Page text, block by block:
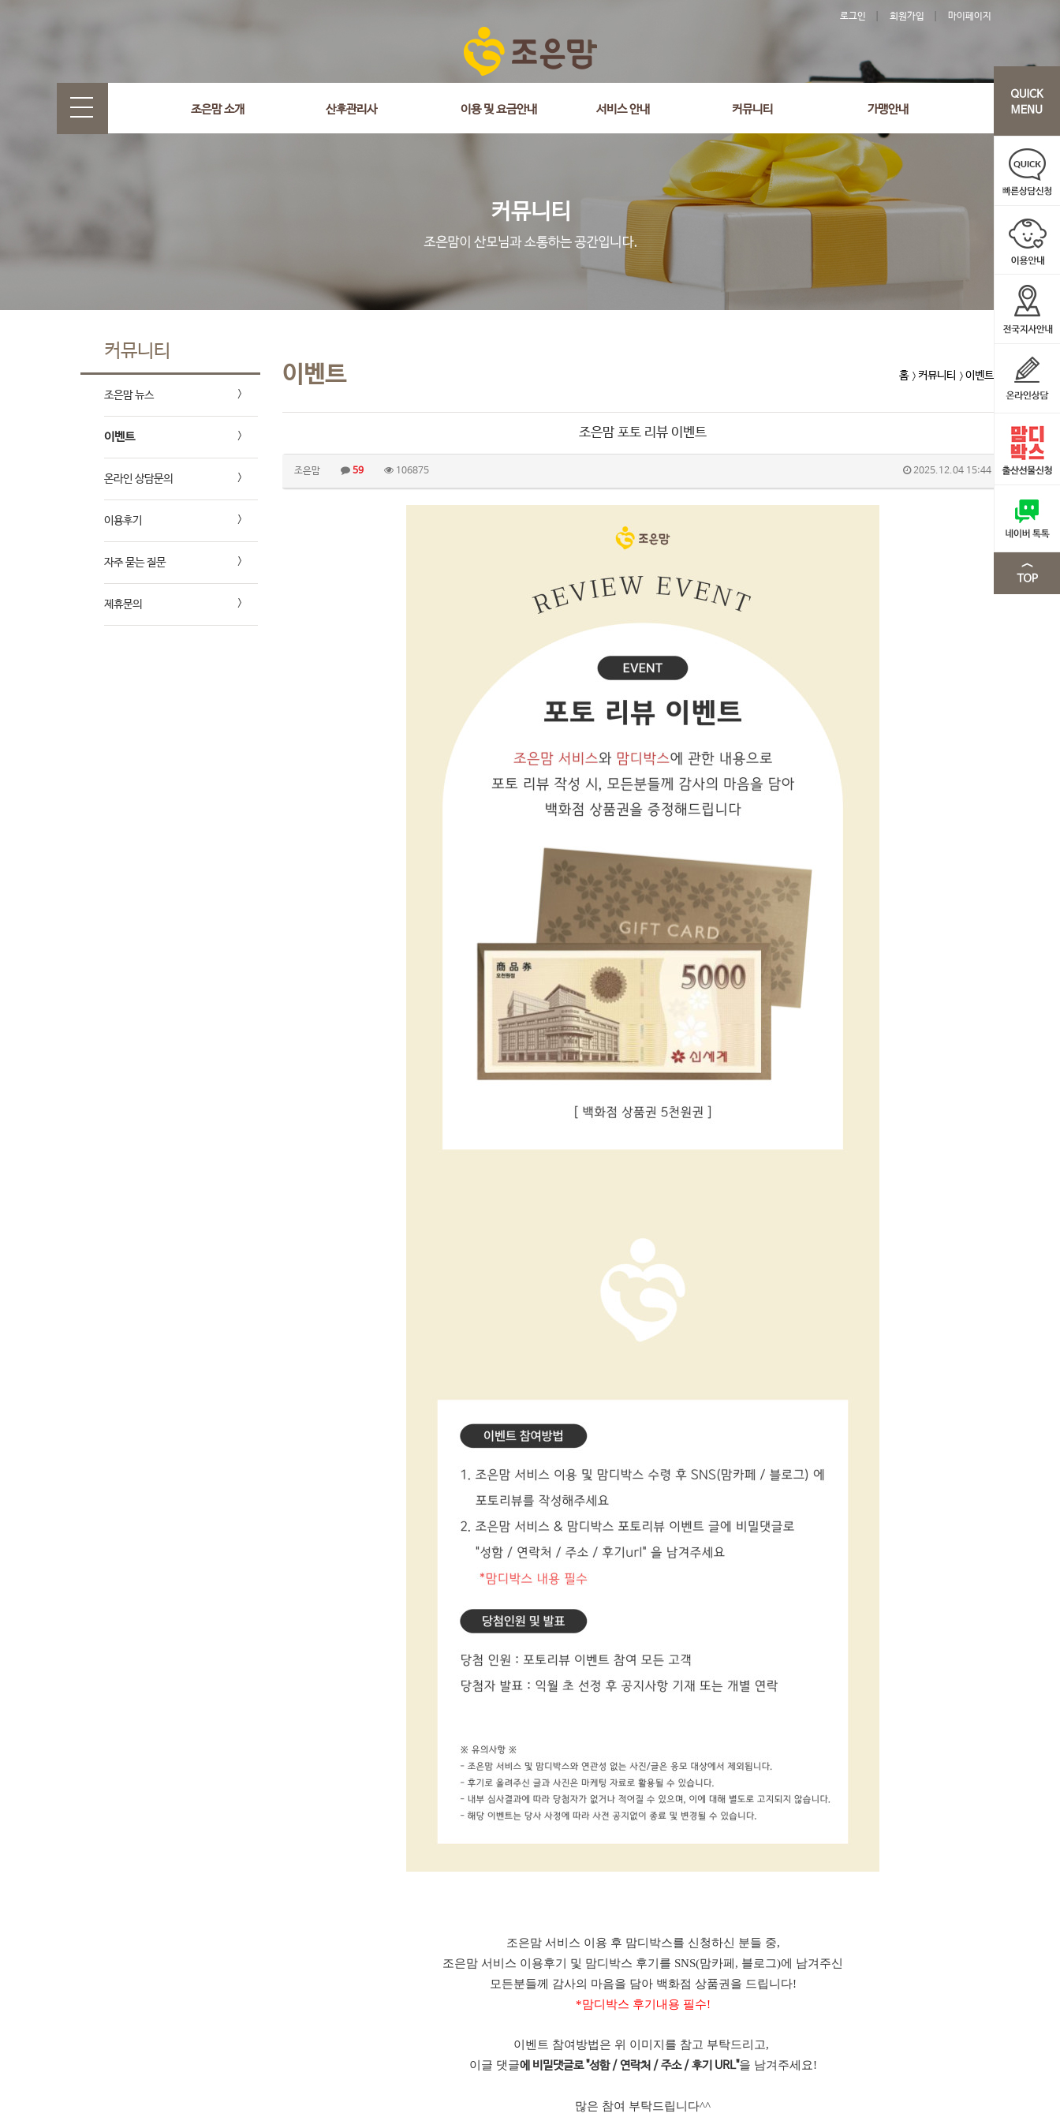
로그인 회원가입 마이페이지
조은맘 소개 산후관리사 이용 및 요금안내 서비스 안내 커뮤니티 가맹안내
커뮤니티
조은맘 뉴스
이벤트
온라인 상담문의
이용후기
자주 묻는 질문
제휴문의
이벤트 홈 커뮤니티 이벤트
조은맘 포토 리뷰 이벤트
조은맘 59 106875 2025.12.04 15:44
조은맘 서비스 이용 후 맘디박스를 신청하신 분들 중,
조은맘 서비스 이용후기 및 맘디박스 후기를 SNS(맘카페, 블로그)에 남겨주신
모든분들께 감사의 마음을 담아 백화점 상품권을 드립니다!
*맘디박스 후기내용 필수!
이벤트 참여방법은 위 이미지를 참고 부탁드리고,
이글 댓글에 비밀댓글로 "성함 / 연락처 / 주소 / 후기 URL"을 남겨주세요!
많은 참여 부탁드립니다^^